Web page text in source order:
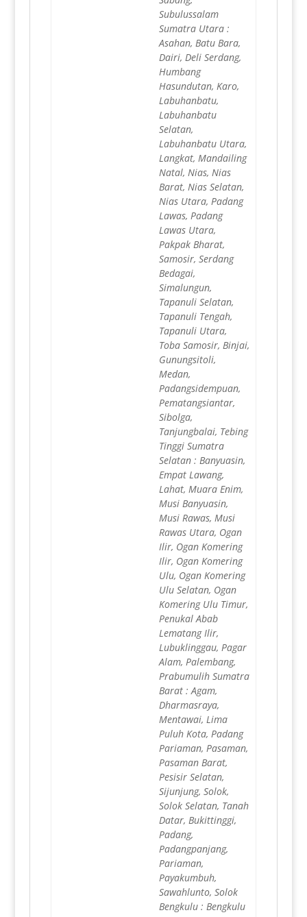
Subulussalam
Sumatra Utara :
Asahan, Batu Bara,
Dairi, Deli Serdang,
Humbang
Hasundutan, Karo,
Labuhanbatu,
Labuhanbatu
Selatan,
Labuhanbatu Utara,
Langkat, Mandailing
Natal, Nias, Nias
Barat, Nias Selatan,
Nias Utara, Padang
Lawas, Padang
Lawas Utara,
Pakpak Bharat,
Samosir, Serdang
Bedagai,
Simalungun,
Tapanuli Selatan,
Tapanuli Tengah,
Tapanuli Utara,
Toba Samosir, Binjai,
Gunungsitoli,
Medan,
Padangsidempuan,
Pematangsiantar,
Sibolga,
Tanjungbalai, Tebing
Tinggi Sumatra
Selatan : Banyuasin,
Empat Lawang,
Lahat, Muara Enim,
Musi Banyuasin,
Musi Rawas, Musi
Rawas Utara, Ogan
Ilir, Ogan Komering
Ilir, Ogan Komering
Ulu, Ogan Komering
Ulu Selatan, Ogan
Komering Ulu Timur,
Penukal Abab
Lematang Ilir,
Lubuklinggau, Pagar
Alam, Palembang,
Prabumulih Sumatra
Barat : Agam,
Dharmasraya,
Mentawai, Lima
Puluh Kota, Padang
Pariaman, Pasaman,
Pasaman Barat,
Pesisir Selatan,
Sijunjung, Solok,
Solok Selatan, Tanah
Datar, Bukittinggi,
Padang,
Padangpanjang,
Pariaman,
Payakumbuh,
Sawahlunto, Solok
Bengkulu : Bengkulu